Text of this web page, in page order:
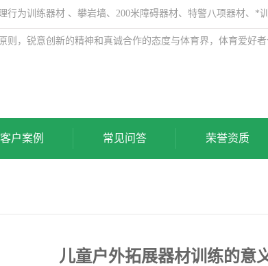
为训练器材 、攀岩墙、200米障碍器材、特警八项器材、*
，锐意创新的精神和真诚合作的态度与体育界，体育爱好
客户案例 常见问答 荣誉资质
儿童户外拓展器材训练的意